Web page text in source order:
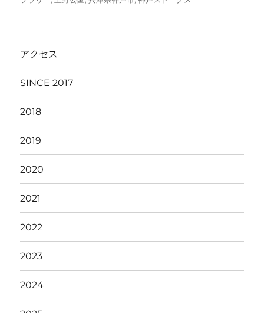
アクセス
SINCE 2017
2018
2019
2020
2021
2022
2023
2024